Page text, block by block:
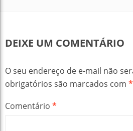
DEIXE UM COMENTÁRIO
O seu endereço de e-mail não
obrigatórios são marcados com *
Comentário *